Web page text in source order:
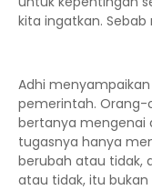
kita ingatkan.
Adhi
pemerintah. Orang-
bertanya mengenai
tugasnya hanya
berubah atau tidak,
atau tidak, itu